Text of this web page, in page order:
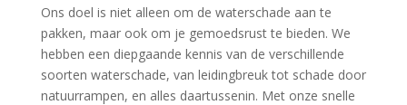
Ons doel is niet alleen om de waterschade aan te
pakken, maar ook om je gemoedsrust te bieden.​ We
hebben een diepgaande kennis van de verschillende
soorten waterschade, van leidingbreuk tot schade door
natuurrampen, en alles daartussenin.​ Met onze snelle